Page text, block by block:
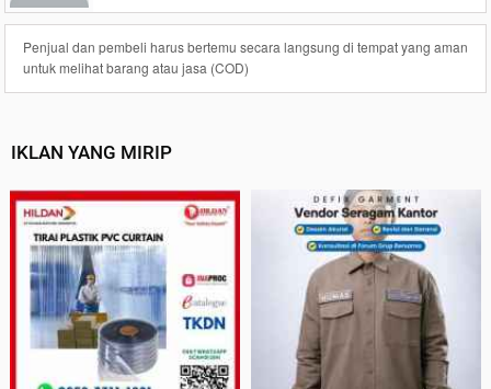
Penjual dan pembeli harus bertemu secara langsung di tempat yang aman
untuk melihat barang atau jasa (COD)
IKLAN YANG MIRIP